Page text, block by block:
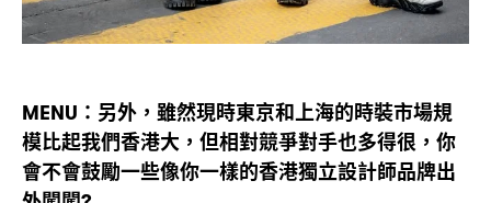
MENU： 另外 ， 雖然現時東京和上海的時裝市場規
模比起我們香港大 ， 但相對競爭對手也多得很 ， 你
會不會鼓勵一些像你一樣的香港獨立設計師品牌出